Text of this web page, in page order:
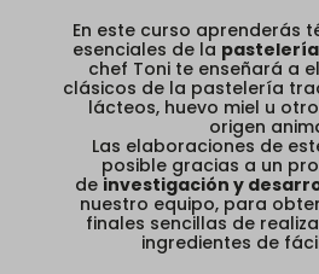
En este curso aprenderás
esenciales de la
chef Toni te enseñará a
clásicos de la pastelería
lácteos, huevo miel u
origen
Las elaboraciones de
posible gracias a un
de investigación y
nuestro equipo, para
finales sencillas de
ingredientes de